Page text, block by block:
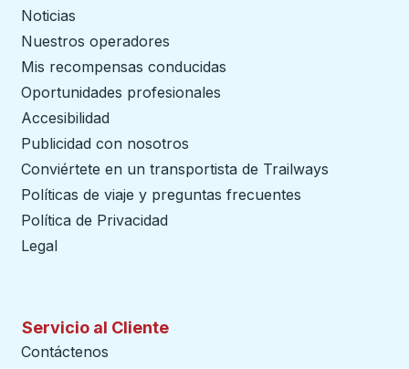
Noticias
Nuestros operadores
Mis recompensas conducidas
Oportunidades profesionales
Accesibilidad
Publicidad con nosotros
Conviértete en un transportista de Trailways
Políticas de viaje y preguntas frecuentes
Política de Privacidad
Legal
Servicio al Cliente
Contáctenos